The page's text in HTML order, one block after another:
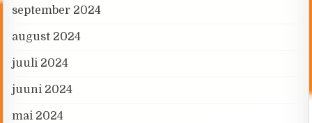
september 2024
august 2024
juuli 2024
juuni 2024
mai 2024